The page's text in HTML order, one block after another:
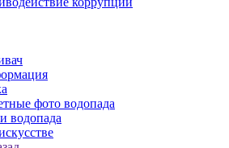
фото водопада
водопада